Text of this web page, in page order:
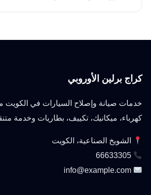
كراج برلين الأوروبي
خدمات صيانة وإصلاح السيارات في الكويت
كهرباء، ميكانيك، تكييف، بطاريات وخدمة
الشويخ الصناعية، الكويت
66633305
info@example.com